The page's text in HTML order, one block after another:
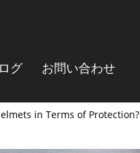
グ お問い合わせ
in Terms of Protection?